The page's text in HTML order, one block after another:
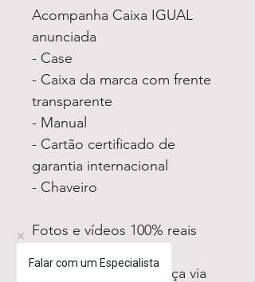
Acompanha Caixa IGUAL
anunciada
- Case
- Caixa da marca com frente
transparente
- Manual
- Cartão certificado de
garantia internacional
- Chaveiro
Fotos e vídeos 100% reais
Compre com segurança via
Falar com um Especialista